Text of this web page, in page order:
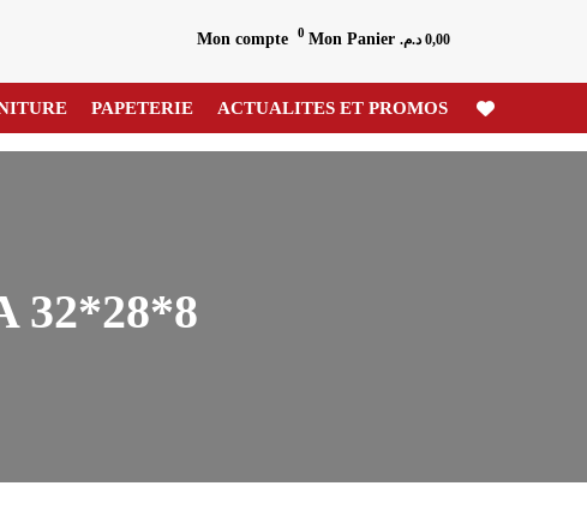
Mon compte 0 Mon Panier 0,00 د.م.
PAPETERIE ACTUALITES ET PROMOS
32*28*8